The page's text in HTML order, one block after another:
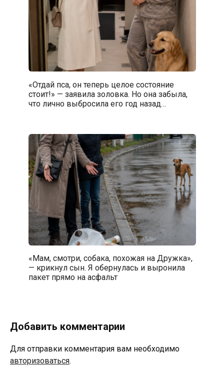
«Отдай пса, он теперь целое состояние
стоит!» — заявила золовка. Но она забыла,
что лично выбросила его год назад…
«Мам, смотри, собака, похожая на Дружка»,
— крикнул сын. Я обернулась и выронила
пакет прямо на асфальт
Добавить комментарии
Для отправки комментария вам необходимо
авторизоваться.